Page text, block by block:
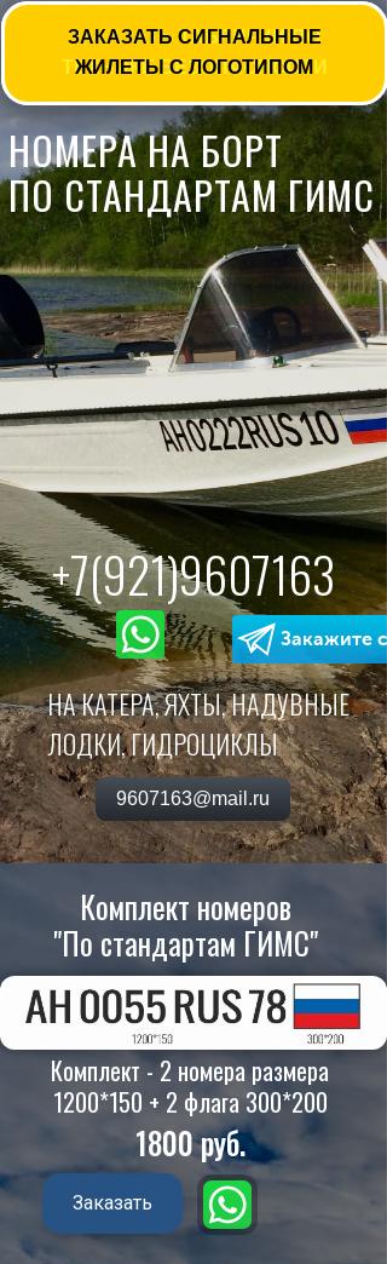
Закажите
9607163@mail.ru
ЗАКАЗАТЬ ТАБЛИЧКИ ПО
ТЕХНИКЕ БЕЗОПАСНОСТИ
ЗАКАЗАТЬ СИГНАЛЬНЫЕ
ЖИЛЕТЫ С ЛОГОТИПОМ
НОМЕРА НА БОРТ
ПОСТАНДАРТАМГИМС
+7(921)9607163
НА КАТЕРА, ЯХТЫ, НАДУВНЫЕ
ЛОДКИ, ГИДРОЦИКЛЫ
1800руб.
Заказать
Комплект номеров
"По стандартам ГИМС"
Комплект - 2 номера размера
1200*150 + 2 флага 300*200